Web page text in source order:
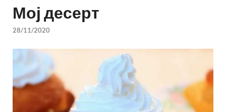
Мој десерт
28/11/2020